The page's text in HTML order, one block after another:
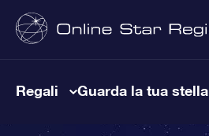
Regali Guarda la tua stella